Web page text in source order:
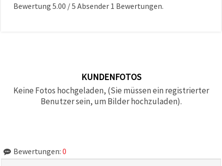
Bewertung 5.00 /5 Absender 1 Bewertungen.
KUNDENFOTOS
Keine Fotos hochgeladen, (Sie müssen ein registrierter
Benutzer sein, um Bilder hochzuladen).
Bewertungen: 0